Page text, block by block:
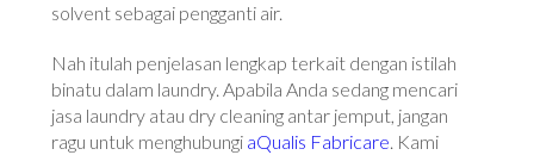
solvent sebagai pengganti air.
Nah itulah penjelasan lengkap terkait dengan istilah
binatu dalam laundry. Apabila Anda sedang mencari
jasa laundry atau dry cleaning antar jemput, jangan
ragu untuk menghubungi aQualis Fabricare. Kami